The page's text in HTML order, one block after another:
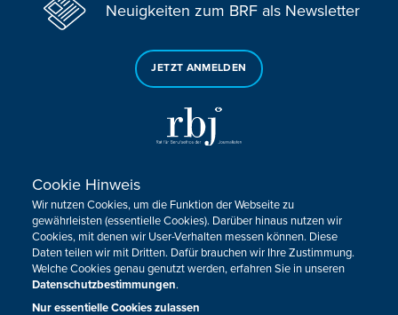
Neuigkeiten zum BRF als Newsletter
JETZT ANMELDEN
Sie haben noch Fragen oder Anmerkungen?
KONTAKTIEREN SIE UNS!
Impressum Datenschutz Kontakt
Barrierefreiheit
Cookie-Zustimmung anpassen
Design, Konzept & Programmierung:
Cookie Hinweis
Wir nutzen Cookies, um die Funktion der Webseite zu
gewährleisten (essentielle Cookies). Darüber hinaus nutzen wir
Cookies, mit denen wir User-Verhalten messen können. Diese
Daten teilen wir mit Dritten. Dafür brauchen wir Ihre Zustimmung.
Welche Cookies genau genutzt werden, erfahren Sie in unseren
Datenschutzbestimmungen.
Nur essentielle Cookies zulassen